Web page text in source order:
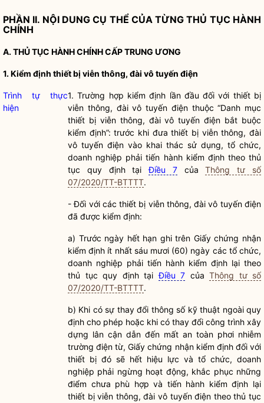
PHẦN II. NỘI DUNG CỤ THỂ CỦA TỪNG THỦ TỤC HÀNH
CHÍNH
A.THỦ TỤC HÀNH CHÍNHCẤP TRUNG ƯƠNG
1.Kiểm định thiết bị viễn thông, đài vô tuyến điện
Trình tự thực
hiện
1. Trường hợp kiểm định lần đầu đối với thiết bị
viễn thông, đài vô tuyến điện thuộc “Danh mục
thiết bị viễn thông, đài vô tuyến điện bắt buộc
kiểm định”: trước khi đưa thiết bị viễn thông, đài
vô tuyến điện vào khai thác sử dụng, tổ chức,
doanh nghiệp phải tiến hành kiểm định theo thủ
tục quy định tạiĐiều 7củaThông tư số
07/2020/TT-BTTTT.
- Đối với các thiết bị viễn thông, đài vô tuyến điện
đã được kiểm định:
a) Trước ngày hết hạn ghi trên Giấy chứng nhận
kiểm định ít nhất sáu mươi (60) ngày các tổ chức,
doanh nghiệp phải tiến hành kiểm định lại theo
thủ tục quy định tạiĐiều 7 của Thông tư số
07/2020/TT-BTTTT.
b) Khi có sự thay đổi thông số kỹ thuật ngoài quy
định cho phép hoặc khi có thay đổi công trình xây
dựng lân cận dẫn đến mất an toàn phơi nhiễm
trường điện từ, Giấy chứng nhận kiểm định đối với
thiết bị đó sẽ hết hiệu lực và tổ chức, doanh
nghiệp phải ngừng hoạt động, khắc phục những
điểm chưa phù hợp và tiến hành kiểm định lại
thiết bị viễn thông, đài vô tuyến điện theo thủ tục